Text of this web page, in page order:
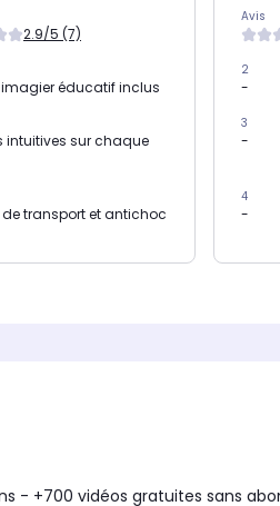
2.9/5 (7)
éducatif inclus
intuitives sur chaque
de transport et antichoc
Avis
2
-
3
-
4
-
- +700 vidéos gratuites sans